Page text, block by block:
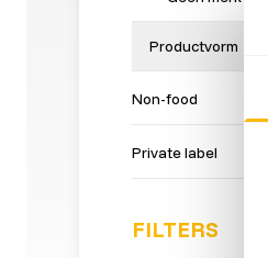
Productvorm
Non-food
Private label
FILTERS